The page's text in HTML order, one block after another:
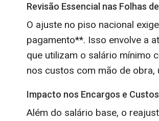
Revisão Essencial nas Folhas
O ajuste no piso nacional
pagamento**. Isso envolve a
que utilizam o salário mínimo
nos custos com mão de
Impacto nos Encargos e
Além do salário base, o